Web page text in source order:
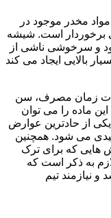
مخدر موجود در
برخوردار است. شیشه
و سرخوشی ناشی از
بالایی ایجاد می کند
زمان مصرف، سن
ماده را می توان
یکی از حادترین عوارض
می شود. همچنین
هایی که برای ترک
به ذکر است که
نیازمند تیم